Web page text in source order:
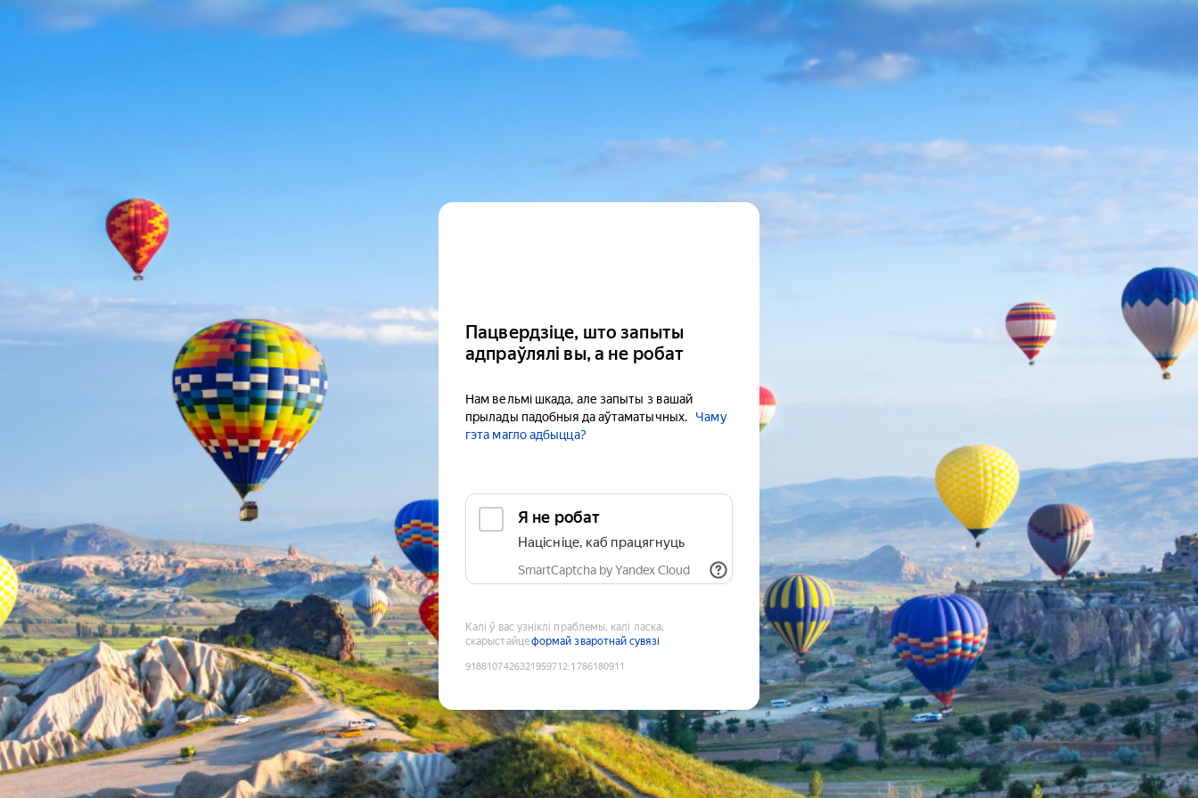
Пацвердзіце, што запыты
адпраўлялі вы, а не робат
Нам вельмі шкада, але запыты з вашай
прылады падобныя да аўтаматычных.
Чаму
гэта магло адбыцца?
Я не робат
Націсніце, каб працягнуць
SmartCaptcha by Yandex Cloud
Калі ў вас узніклі праблемы, калі ласка,
скарыстайцеформай зваротнай сувязі
9188107426321959712:1786180911